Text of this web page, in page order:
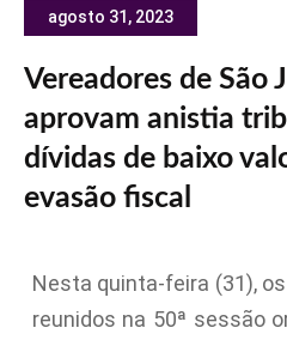
agosto 31, 2023
Vereadores de São
aprovam anistia
dívidas de baixo
evasão fiscal
Nesta quinta-feira (31),
reunidos na 50ª sessão